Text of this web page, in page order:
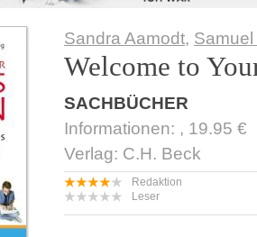
Sandra Aamodt,
Welcome to
SACHBÜCHER
Informationen: , 19.95 €
Verlag: C.H. Beck
Redaktion
Leser